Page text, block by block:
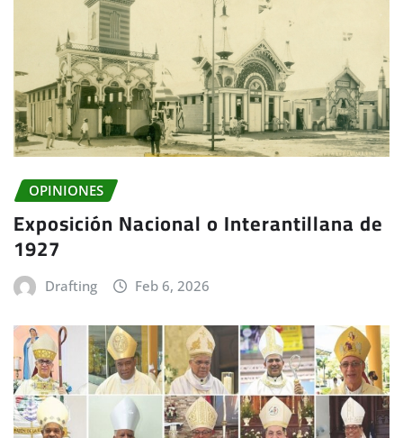
OPINIONES
Exposición Nacional o Interantillana de
1927
Drafting Feb 6, 2026